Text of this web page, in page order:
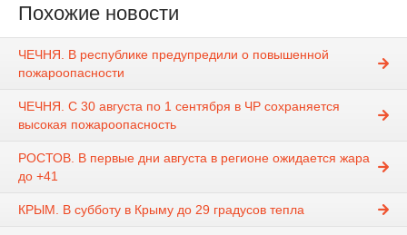
Похожие новости
ЧЕЧНЯ. В республике предупредили о повышенной
пожароопасности
ЧЕЧНЯ. С 30 августа по 1 сентября в ЧР сохраняется
высокая пожароопасность
РОСТОВ. В первые дни августа в регионе ожидается жара
до +41
КРЫМ. В субботу в Крыму до 29 градусов тепла